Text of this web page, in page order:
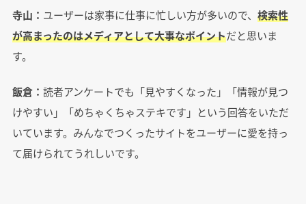
寺山： ユーザーは家事に仕事に忙しい方が多いので、 検索性
が高まったのはメディアとして大事なポイントだと思いま
す。
飯倉： 読者アンケートでも「見やすくなった」「情報が見つ
けやすい」「めちゃくちゃステキです」という回答をいただ
いています。みんなでつくったサイトをユーザーに愛を持っ
て届けられてうれしいです。